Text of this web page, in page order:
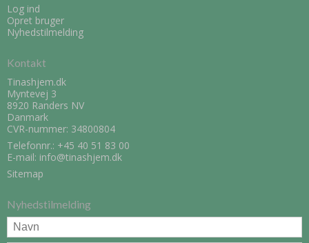
Log ind
Opret bruger
Nyhedstilmelding
Kontakt
Tinashjem.dk
Myntevej 3
8920 Randers NV
Danmark
CVR-nummer: 34800804
Telefonnr.: +45 40 51 83 00
E-mail: info@tinashjem.dk
Sitemap
Nyhedstilmelding